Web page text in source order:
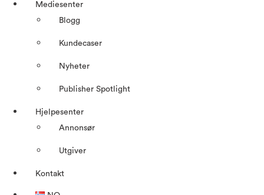
Mediesenter
Blogg
Kundecaser
Nyheter
Publisher Spotlight
Hjelpesenter
Annonsør
Utgiver
Kontakt